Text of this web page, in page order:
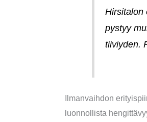
Hirsitalon
pystyy
tiiviyden.
Ilmanvaihdon
luonnollista